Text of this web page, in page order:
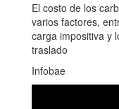
El costo de los
varios factores,
carga impositiva y
traslado
Infobae